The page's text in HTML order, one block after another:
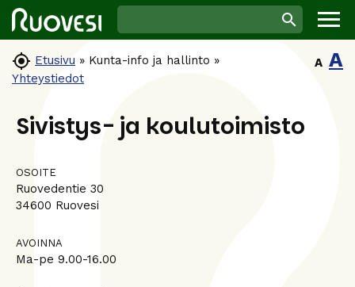
 Etusivu » Kunta-info ja hallinto »
Yhteystiedot
A A
Sivistys- ja koulutoimisto
OSOITE
Ruovedentie 30
34600 Ruovesi
AVOINNA
Ma-pe 9.00-16.00